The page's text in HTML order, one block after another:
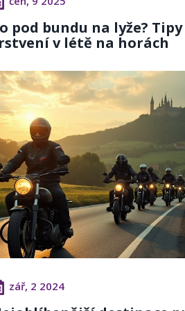
pod bundu na lyže?
v létě na horách
zář, 2 2024